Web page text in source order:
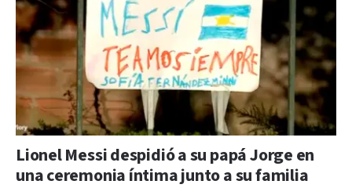
Lionel Messi despidió a su papá Jorge en
una ceremonia íntima junto a su familia